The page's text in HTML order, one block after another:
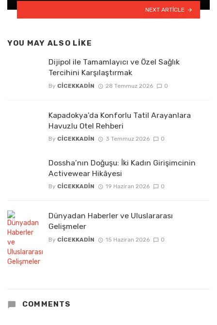
NEXT ARTICLE
YOU MAY ALSO LIKE
Dijipol ile Tamamlayıcı ve Özel Sağlık
Tercihini Karşılaştırmak
By CICEKKADIN 28 Temmuz 2026 0
Kapadokya’da Konforlu Tatil Arayanlara
Havuzlu Otel Rehberi
By CICEKKADIN 3 Temmuz 2026 0
Dossha’nın Doğuşu: İki Kadın Girişimcinin
Activewear Hikâyesi
By CICEKKADIN 19 Haziran 2026 0
Dünyadan Haberler ve Uluslararası
Gelişmeler
By CICEKKADIN 15 Haziran 2026 0
COMMENTS